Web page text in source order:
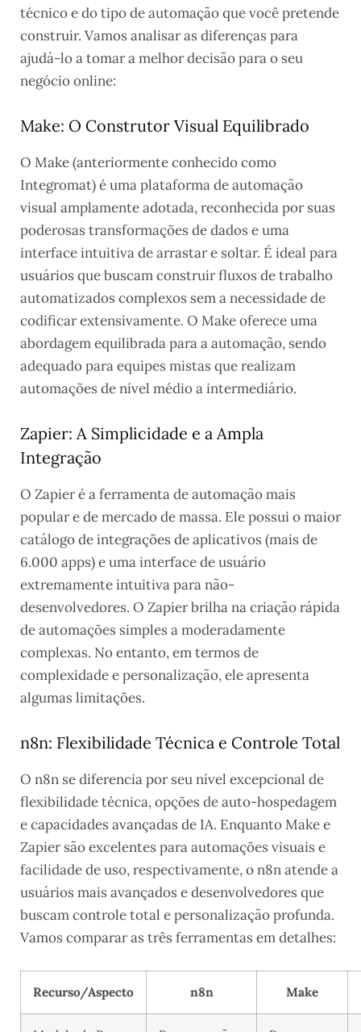
técnico e do tipo de automação que você pretende
construir. Vamos analisar as diferenças para
ajudá-lo a tomar a melhor decisão para o seu
negócio online:
Make: O Construtor Visual Equilibrado
O Make (anteriormente conhecido como
Integromat) é uma plataforma de automação
visual amplamente adotada, reconhecida por suas
poderosas transformações de dados e uma
interface intuitiva de arrastar e soltar. É ideal para
usuários que buscam construir fluxos de trabalho
automatizados complexos sem a necessidade de
codificar extensivamente. O Make oferece uma
abordagem equilibrada para a automação, sendo
adequado para equipes mistas que realizam
automações de nível médio a intermediário.
Zapier: A Simplicidade e a Ampla
Integração
O Zapier é a ferramenta de automação mais
popular e de mercado de massa. Ele possui o maior
catálogo de integrações de aplicativos (mais de
6.000 apps) e uma interface de usuário
extremamente intuitiva para não-
desenvolvedores. O Zapier brilha na criação rápida
de automações simples a moderadamente
complexas. No entanto, em termos de
complexidade e personalização, ele apresenta
algumas limitações.
n8n: Flexibilidade Técnica e Controle Total
O n8n se diferencia por seu nível excepcional de
flexibilidade técnica, opções de auto-hospedagem
e capacidades avançadas de IA. Enquanto Make e
Zapier são excelentes para automações visuais e
facilidade de uso, respectivamente, o n8n atende a
usuários mais avançados e desenvolvedores que
buscam controle total e personalização profunda.
Vamos comparar as três ferramentas em detalhes:
Recurso/Aspecto n8n Make